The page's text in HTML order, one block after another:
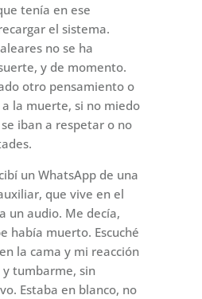
tenía en ese
el sistema.
no se ha
y de momento.
otro pensamiento o
la muerte, si no miedo
iban a respetar o no
un WhatsApp de una
que vive en el
un audio. Me decía,
había muerto. Escuché
la cama y mi reacción
tumbarme, sin
Estaba en blanco, no